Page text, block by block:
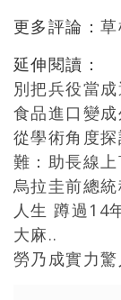
更多評論：
延伸閱讀：
別把兵役當
食品進口變
從學術角度
難：助長線
烏拉圭前總
人生 蹲過14
大麻..
勞乃成實力